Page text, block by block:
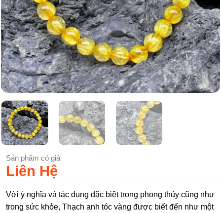
Sản phẩm có giá
Liên Hệ
Với ý nghĩa và tác dụng đặc biệt trong phong thủy cũng như
trong sức khỏe, Thạch anh tóc vàng được biết đến như một